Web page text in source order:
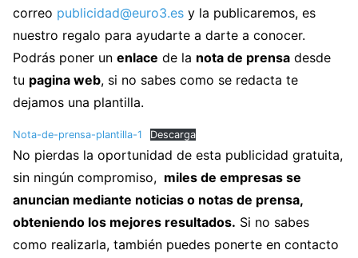
correo publicidad@euro3.es y la publicaremos, es
nuestro regalo para ayudarte a darte a conocer.
Podrás poner un enlace de la nota de prensa desde
tu pagina web, si no sabes como se redacta te
dejamos una plantilla.
Nota-de-prensa-plantilla-1 Descarga
No pierdas la oportunidad de esta publicidad gratuita,
sin ningún compromiso, miles de empresas se
anuncian mediante noticias o notas de prensa,
obteniendo los mejores resultados. Si no sabes
como realizarla, también puedes ponerte en contacto